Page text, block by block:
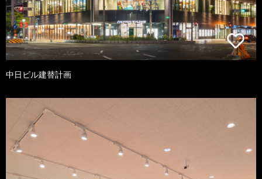
中日ビル建替計画